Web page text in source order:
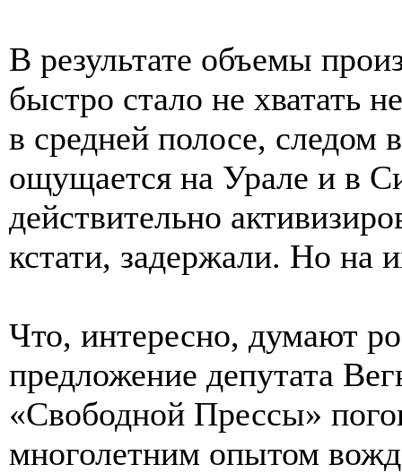
В результате объемы
быстро стало не хватать
в средней полосе, следом
ощущается на Урале и в
действительно
кстати, задержали. Но на
Что, интересно, думают
предложение депутата
«Свободной Прессы»
многолетним опытом